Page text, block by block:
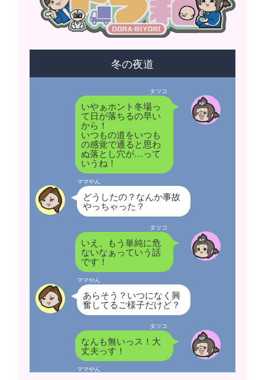
冬の夜道
タツコ
いやぁホント冬場っ
て日が落ちるの早い
から！
いつもの道をいつも
の感覚で通ると思わ
ぬ落とし穴が…って
いうね！
ママやん
どうしたの？なんか事故
やっちゃった？
タツコ
いえ、もう単純に危
ないなぁっていう話
です！
ママやん
あらそう？いつになく興
奮してるご様子だけど？
タツコ
なんも無いっス！大
丈夫っす！
ママやん